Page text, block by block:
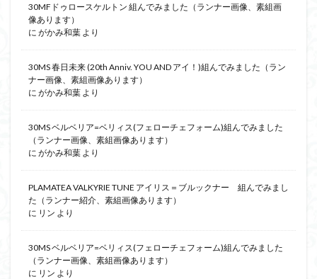
30MFドゥロースケルトン 組んでみました（ランナー画像、素組画
像あります）
に がかみ和葉 より
30MS 春日未来 (20th Anniv. YOU AND アイ！)組んでみました（ラン
ナー画像、素組画像あります）
に がかみ和葉 より
30MS ベルベリア=ベリィス(フェローチェフォーム)組んでみました
（ランナー画像、素組画像あります）
に がかみ和葉 より
PLAMATEA VALKYRIE TUNE アイリス＝ブルックナー 組んでみまし
た（ランナー紹介、素組画像あります）
に リン より
30MS ベルベリア=ベリィス(フェローチェフォーム)組んでみました
（ランナー画像、素組画像あります）
に リン より